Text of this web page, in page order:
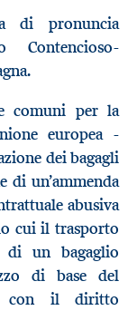
di pronuncia
Contencioso-
comuni per la
europea -
dei bagagli
un’ammenda
abusiva
cui il trasporto
di un bagaglio
di base del
con il diritto